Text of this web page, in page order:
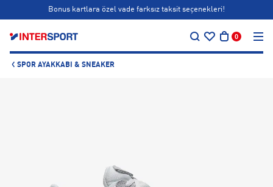
Bonus kartlara özel vade farksız taksit seçenekleri!
0
SPOR AYAKKABI & SNEAKER